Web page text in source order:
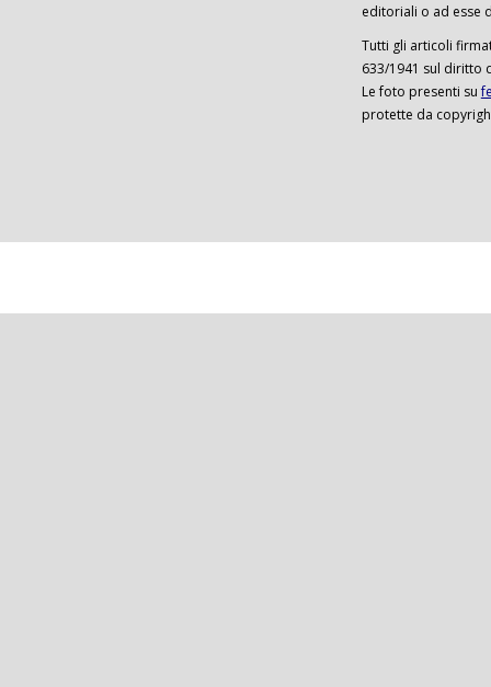
editoriali o ad esse
Tutti gli articoli
633/1941 sul diritto
Le foto presenti su
protette da